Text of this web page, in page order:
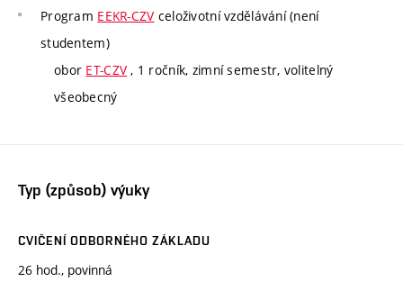
Program EEKR-CZV celoživotní vzdělávání (není
studentem)
obor ET-CZV , 1 ročník, zimní semestr, volitelný
všeobecný
Typ (způsob) výuky
CVIČENÍ ODBORNÉHO ZÁKLADU
26 hod., povinná